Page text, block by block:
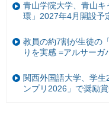
青山学院大学、青山
環」2027年4月開設予
教員の約7割が生徒の
りを実感 =アルサーガ
関西外国語大学、学
ンプリ2026」で奨励